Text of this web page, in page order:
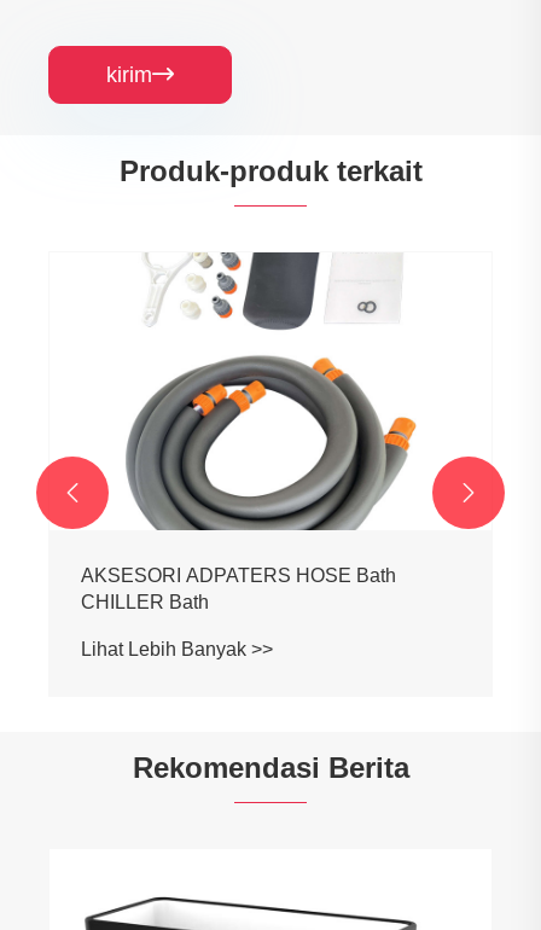
kirim
Produk-produk terkait
AKSESORI ADPATERS HOSE Bath
CHILLER Bath
Lihat Lebih Banyak >>
 
Rekomendasi Berita